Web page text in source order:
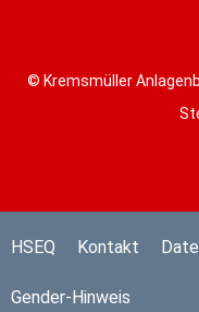
© Kremsmüller
HSEQ Kontakt
Gender-Hinweis